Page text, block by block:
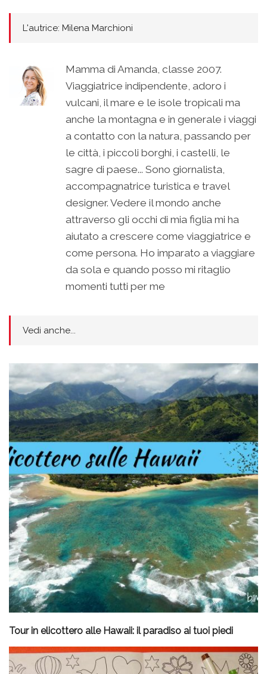
L'autrice: Milena Marchioni
Mamma di Amanda, classe 2007.
Viaggiatrice indipendente, adoro i
vulcani, il mare e le isole tropicali ma
anche la montagna e in generale i viaggi
a contatto con la natura, passando per
le città, i piccoli borghi, i castelli, le
sagre di paese... Sono giornalista,
accompagnatrice turistica e travel
designer. Vedere il mondo anche
attraverso gli occhi di mia figlia mi ha
aiutato a crescere come viaggiatrice e
come persona. Ho imparato a viaggiare
da sola e quando posso mi ritaglio
momenti tutti per me
Vedi anche...
Tour in elicottero alle Hawaii: il paradiso ai tuoi piedi